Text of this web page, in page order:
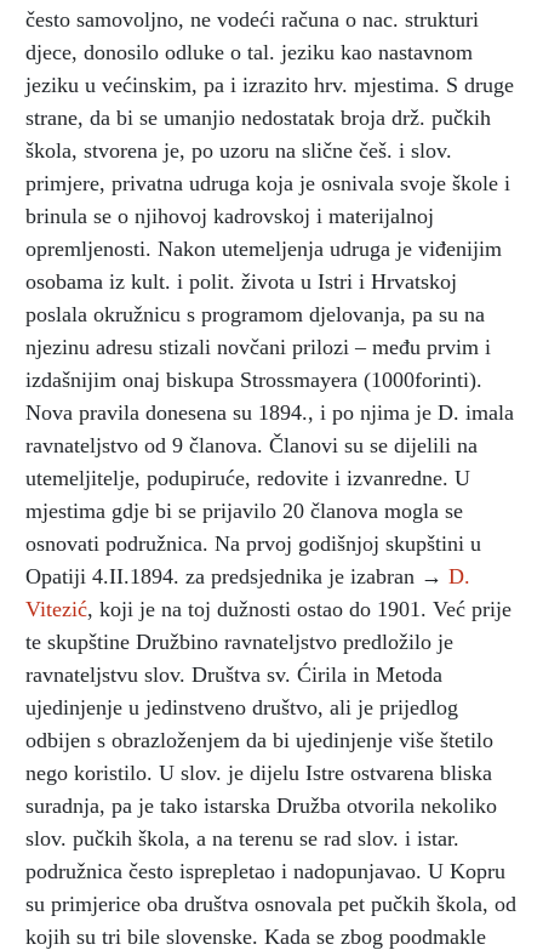
često samovoljno, ne vodeći računa o nac. strukturi
djece, donosilo odluke o tal. jeziku kao nastavnom
jeziku u većinskim, pa i izrazito hrv. mjestima. S druge
strane, da bi se umanjio nedostatak broja drž. pučkih
škola, stvorena je, po uzoru na slične češ. i slov.
primjere, privatna udruga koja je osnivala svoje škole i
brinula se o njihovoj kadrovskoj i materijalnoj
opremljenosti. Nakon utemeljenja udruga je viđenijim
osobama iz kult. i polit. života u Istri i Hrvatskoj
poslala okružnicu s programom djelovanja, pa su na
njezinu adresu stizali novčani prilozi – među prvim i
izdašnijim onaj biskupa Strossmayera (1000forinti).
Nova pravila donesena su 1894., i po njima je D. imala
ravnateljstvo od 9 članova. Članovi su se dijelili na
utemeljitelje, podupiruće, redovite i izvanredne. U
mjestima gdje bi se prijavilo 20 članova mogla se
osnovati podružnica. Na prvoj godišnjoj skupštini u
Opatiji 4.II.1894. za predsjednika je izabran → D.
Vitezić, koji je na toj dužnosti ostao do 1901. Već prije
te skupštine Družbino ravnateljstvo predložilo je
ravnateljstvu slov. Društva sv. Ćirila in Metoda
ujedinjenje u jedinstveno društvo, ali je prijedlog
odbijen s obrazloženjem da bi ujedinjenje više štetilo
nego koristilo. U slov. je dijelu Istre ostvarena bliska
suradnja, pa je tako istarska Družba otvorila nekoliko
slov. pučkih škola, a na terenu se rad slov. i istar.
podružnica često isprepletao i nadopunjavao. U Kopru
su primjerice oba društva osnovala pet pučkih škola, od
kojih su tri bile slovenske. Kada se zbog poodmakle